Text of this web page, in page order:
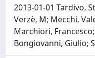
2013-01-01 Tardivo,
Verzè, M; Mecchi,
Marchiori,
Bongiovanni, Giulio;